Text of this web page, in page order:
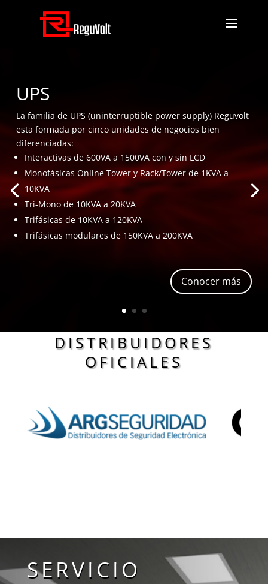
UPS
La familia de UPS (uninterruptible power supply) Reguvolt
esta formada por cinco unidades de negocios bien
diferenciadas:
Interactivas de 600VA a 1500VA con y sin LCD
Monofásicas Online Tower y Rack/Tower de 1KVA a
10KVA
Tri-Mono de 10KVA a 20KVA
Trifásicas de 10KVA a 120KVA
Trifásicas modulares de 150KVA a 200KVA
Conocer más
DISTRIBUIDORES
OFICIALES
SERVICIO